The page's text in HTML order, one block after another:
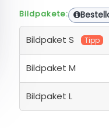
Bildpakete:
Bildpaket S Tipp
Bildpaket M
Bildpaket L